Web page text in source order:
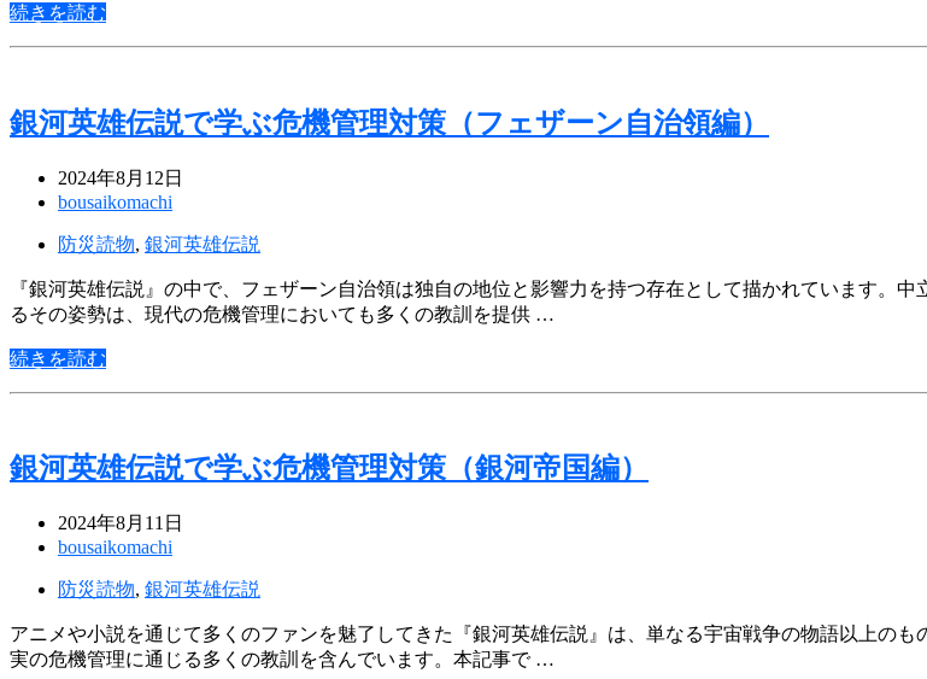
続きを読む
銀河英雄伝説で学ぶ危機管理対策（フェザーン自治領編）
2024年8月12日
bousaikomachi
防災読物, 銀河英雄伝説
『銀河英雄伝説』の中で、フェザーン自治領は独自の地位と影響力を持つ存在として描かれています。
るその姿勢は、現代の危機管理においても多くの教訓を提供 …
続きを読む
銀河英雄伝説で学ぶ危機管理対策（銀河帝国編）
2024年8月11日
bousaikomachi
防災読物, 銀河英雄伝説
アニメや小説を通じて多くのファンを魅了してきた『銀河英雄伝説』は、単なる宇宙戦争の物語以上の
実の危機管理に通じる多くの教訓を含んでいます。本記事で …